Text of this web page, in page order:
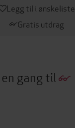
Legg til i ønskeliste
Gratis utdrag
gang til